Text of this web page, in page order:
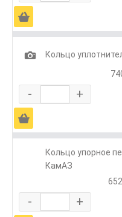
Ä
1
Кольцо
- +
Ä
Кольцо упорное
КамАЗ
- +